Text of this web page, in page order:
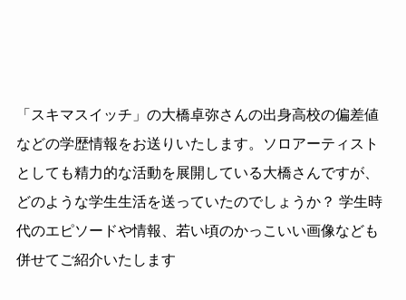
「スキマスイッチ」の大橋卓弥さんの出身高校の偏差値
などの学歴情報をお送りいたします。ソロアーティスト
としても精力的な活動を展開している大橋さんですが、
どのような学生生活を送っていたのでしょうか？ 学生時
代のエピソードや情報、若い頃のかっこいい画像なども
併せてご紹介いたします